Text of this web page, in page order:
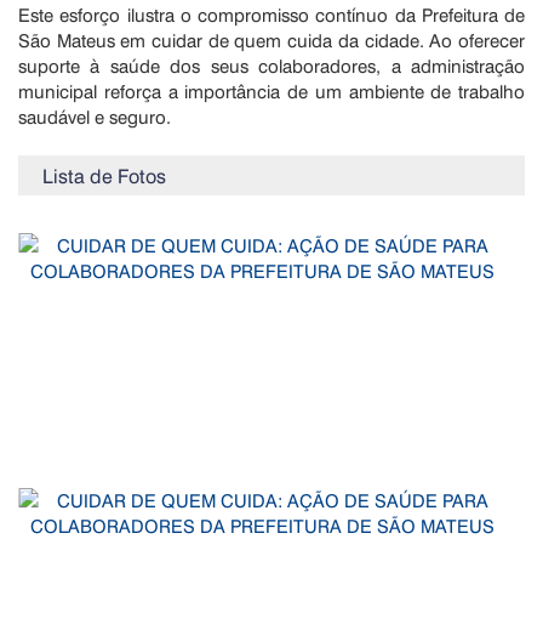
Este esforço ilustra o compromisso contínuo da Prefeitura de
São Mateus em cuidar de quem cuida da cidade. Ao oferecer
suporte à saúde dos seus colaboradores, a administração
municipal reforça a importância de um ambiente de trabalho
saudável e seguro.
Lista de Fotos